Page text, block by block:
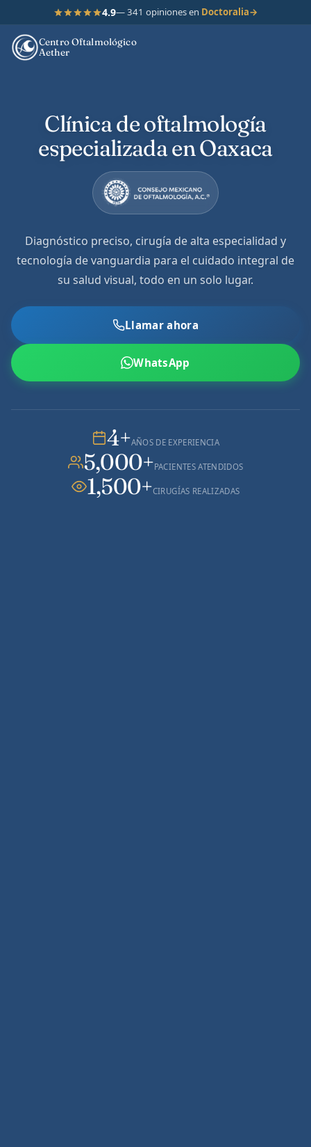
4.9— 341 opiniones en Doctoralia→
Centro Oftalmológico
Aether
Clínica de oftalmología
especializada en Oaxaca
Diagnóstico preciso, cirugía de alta especialidad y
tecnología de vanguardia para el cuidado integral de
su salud visual, todo en un solo lugar.
Llamar ahora
WhatsApp
4+AÑOS DE EXPERIENCIA
5,000+PACIENTES ATENDIDOS
1,500+CIRUGÍAS REALIZADAS